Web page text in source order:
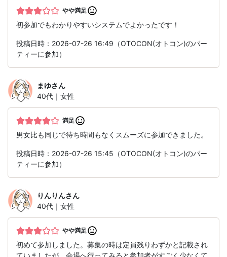
やや満足
初参加でもわかりやすいシステムでよかったです！
投稿日時：2026-07-26 16:49（OTOCON(オトコン)のパー
ティーに参加）
まゆさん
40代｜女性
満足
男女比も同じで待ち時間もなくスムーズに参加できました。
投稿日時：2026-07-26 15:45（OTOCON(オトコン)のパー
ティーに参加）
りんりんさん
40代｜女性
やや満足
初めて参加しました。募集の時は定員残りわずかと記載され